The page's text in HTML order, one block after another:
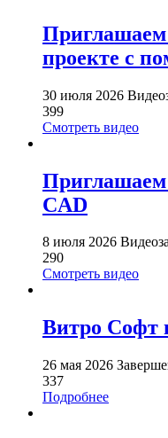
Приглашаем
проекте с
30 июля 2026
399
Смотреть видео
Приглашаем
CAD
8 июля 2026
290
Смотреть видео
Витро Софт
26 мая 2026
337
Подробнее